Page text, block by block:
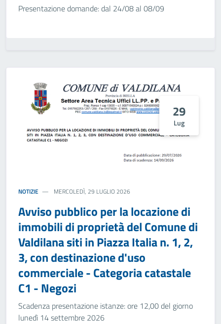
Presentazione domande: dal 24/08 al 08/09
29
Lug
NOTIZIE MERCOLEDÌ, 29 LUGLIO 2026
Avviso pubblico per la locazione di
immobili di proprietà del Comune di
Valdilana siti in Piazza Italia n. 1, 2,
3, con destinazione d'uso
commerciale - Categoria catastale
C1 - Negozi
Scadenza presentazione istanze: ore 12,00 del giorno
lunedì 14 settembre 2026